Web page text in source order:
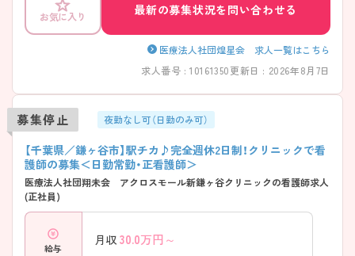
お気に入り 最新の募集状況を問い合わせる
医療法人社団煌星会 求人一覧はこちら
求人番号 : 10161350更新日 : 2026年8月7日
募集停止 夜勤なし可（日勤のみ可）
【千葉県／鎌ヶ谷市】駅チカ♪完全週休2日制！クリニックで看
護師の募集＜日勤常勤・正看護師＞
医療法人社団翔未会 アクロスモール新鎌ヶ谷クリニックの看護師求人
(正社員)
給与
月収 30.0万円～